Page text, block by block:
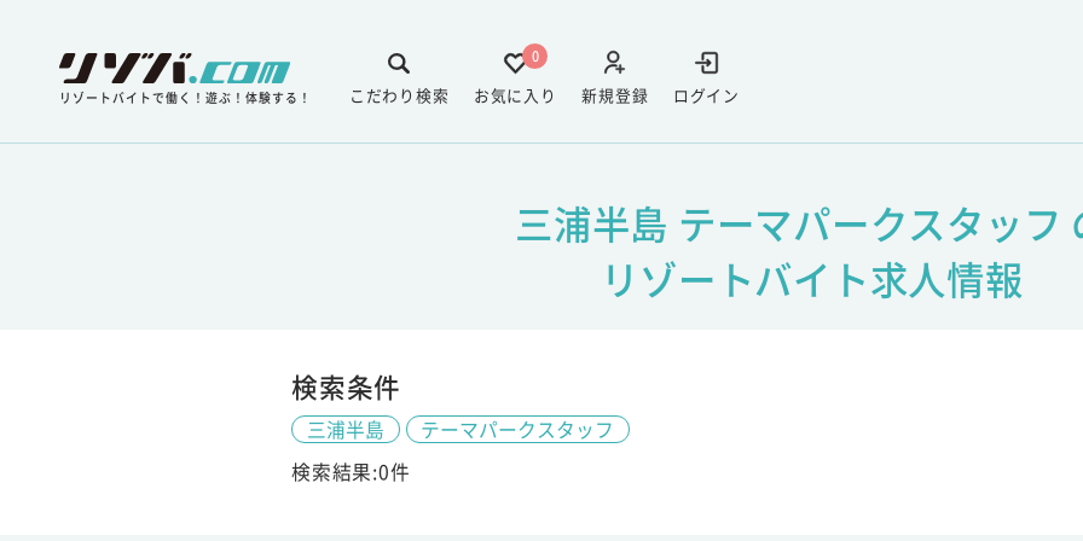
リゾートバイトで働く！遊ぶ！体験する！ ログイン
新規登録
0
お気に入り
こだわり検索
三浦半島 テーマパークスタッフ
リゾートバイト求人情報
検索条件
三浦半島
テーマパークスタッフ
検索結果:0件